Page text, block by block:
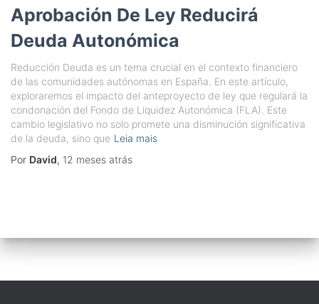
Aprobación De Ley Reducirá
Deuda Autonómica
Reducción Deuda es un tema crucial en el contexto financiero
de las comunidades autónomas en España. En este artículo,
exploraremos el impacto del anteproyecto de ley que regulará la
condonación del Fondo de Liquidez Autonómica (FLA). Este
cambio legislativo no solo promete una disminución significativa
de la deuda, sino que Leia mais
Por David, 12 meses atrás